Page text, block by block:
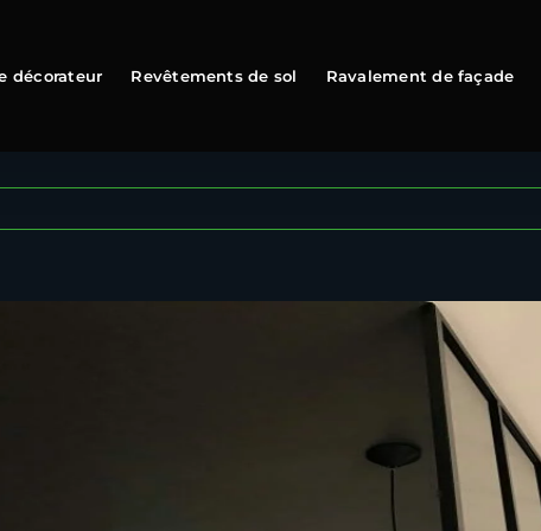
décorateur Revêtements de sol Ravalement de façade